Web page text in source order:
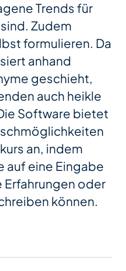
Trends für
Zudem
formulieren. Da
anhand
geschieht,
auch heikle
Software bietet
an, indem
auf eine Eingabe
Erfahrungen oder
können.